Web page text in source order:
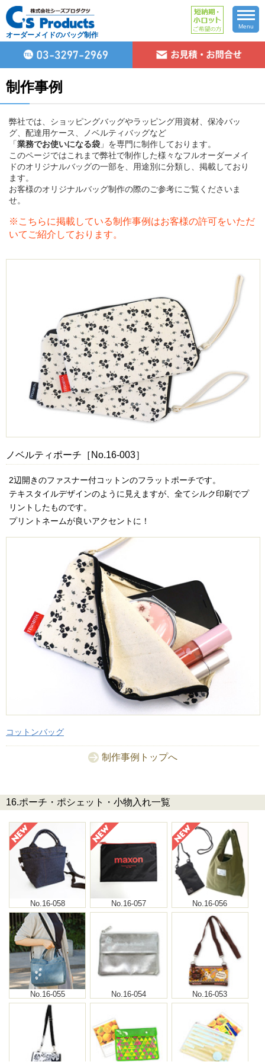
オーダーメイドのバッグ制作
Menu
制作事例
弊社では、ショッピングバッグやラッピング用資材、保冷バッ
グ、配達用ケース、ノベルティバッグなど
「業務でお使いになる袋 」を専門に制作しております。
このページではこれまで弊社で制作した様々なフルオーダーメイ
ドのオリジナルバッグの一部を、用途別に分類し、掲載しており
ます。
お客様のオリジナルバッグ制作の際のご参考にご覧くださいま
せ。
※こちらに掲載している制作事例はお客様の許可をいただ
いてご紹介しております。
ノベルティポーチ［No.16-003］
2辺開きのファスナー付コットンのフラットポーチです。
テキスタイルデザインのように見えますが、全てシルク印刷でプ
リントしたものです。
プリントネームが良いアクセントに！
コットンバッグ
制作事例トップへ
16.ポーチ・ポシェット・小物入れ一覧
No.16-058 No.16-057 No.16-056
No.16-055 No.16-054 No.16-053